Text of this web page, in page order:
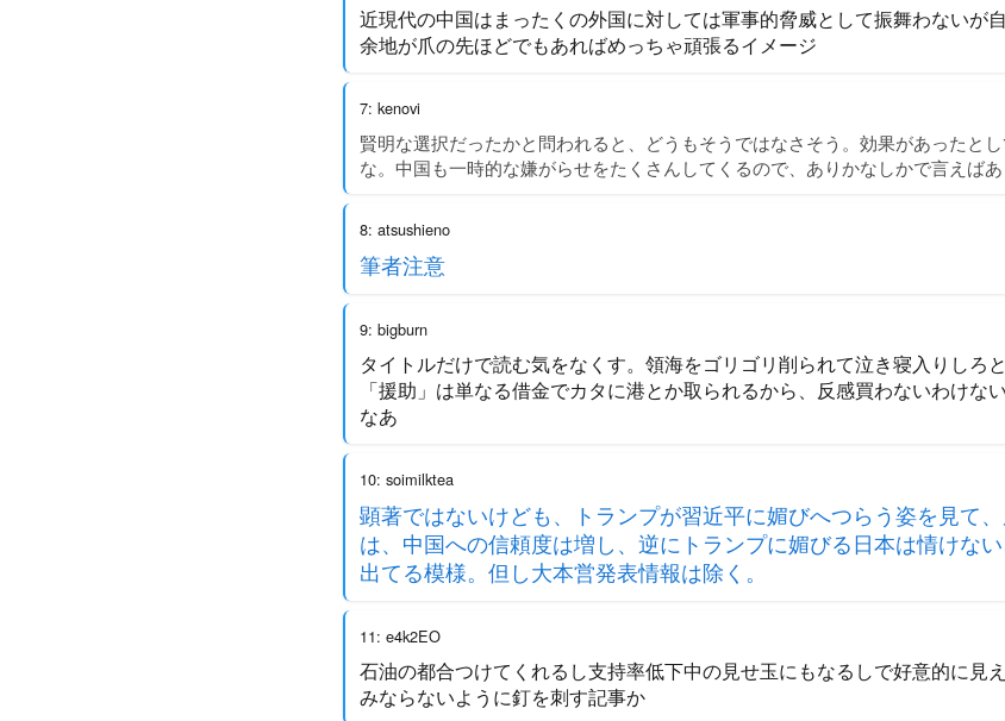
近現代の中国はまったくの外国に対しては軍事的脅威として振舞わないが
余地が爪の先ほどでもあればめっちゃ頑張るイメージ
7: kenovi
賢明な選択だったかと問われると、どうもそうではなさそう。効果があったと
な。中国も一時的な嫌がらせをたくさんしてくるので、ありかなしかで言えばあ
8: atsushieno
筆者注意
9: bigburn
タイトルだけで読む気をなくす。領海をゴリゴリ削られて泣き寝入りしろ
「援助」は単なる借金でカタに港とか取られるから、反感買わないわけな
なあ
10: soimilktea
顕著ではないけども、トランプが習近平に媚びへつらう姿を見て
は、中国への信頼度は増し、逆にトランプに媚びる日本は情けな
出てる模様。但し大本営発表情報は除く。
11: e4k2EO
石油の都合つけてくれるし支持率低下中の見せ玉にもなるしで好意的に見
みならないように釘を刺す記事か